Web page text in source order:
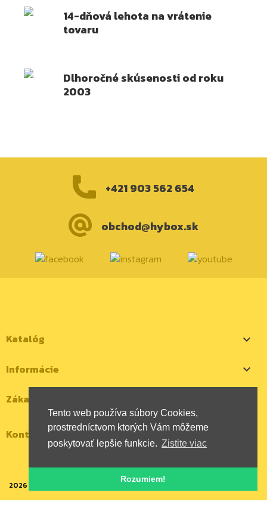
Tento web používa súbory Cookies,
prostredníctvom ktorých Vám môžeme
poskytovať lepšie funkcie. Zistite viac
Rozumiem!
14-dňová lehota na vrátenie
tovaru
Dlhoročné skúsenosti od roku
2003
+421 903 562 654
obchod@hybox.sk
Katalóg 
Informácie 
Zákaznícky účet
Kontaktujte nás
2026 | Všetky autorské práva vyhradené | HYBOX Slovakia, s.r.o.